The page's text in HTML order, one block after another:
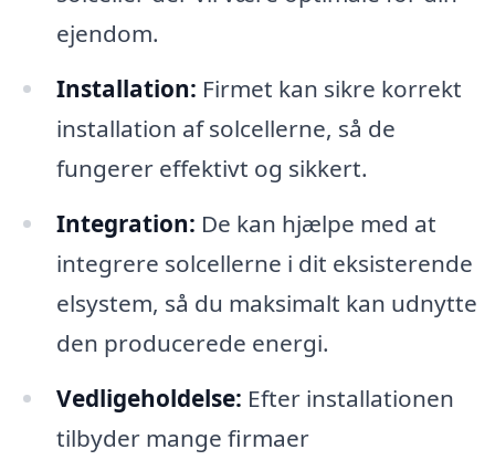
ejendom.
Installation: Firmet kan sikre korrekt
installation af solcellerne, så de
fungerer effektivt og sikkert.
Integration: De kan hjælpe med at
integrere solcellerne i dit eksisterende
elsystem, så du maksimalt kan udnytte
den producerede energi.
Vedligeholdelse: Efter installationen
tilbyder mange firmaer